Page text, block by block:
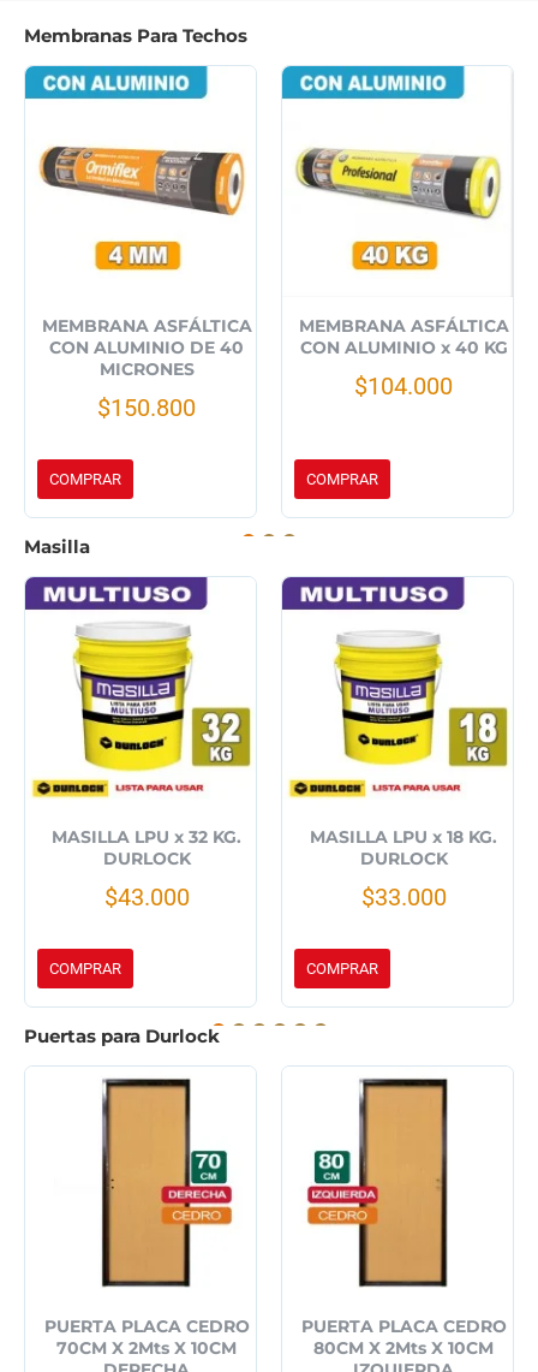
Membranas Para Techos
MEMBRANA ASFÁLTICA
CON ALUMINIO DE 40
MICRONES
$150.800
COMPRAR
MEMBRANA ASFÁLTICA
CON ALUMINIO x 40 KG
$104.000
COMPRAR
Masilla
MASILLA LPU x 32 KG.
DURLOCK
$43.000
COMPRAR
MASILLA LPU x 18 KG.
DURLOCK
$33.000
COMPRAR
Puertas para Durlock
PUERTA PLACA CEDRO
70CM X 2Mts X 10CM
PUERTA PLACA CEDRO
80CM X 2Mts X 10CM